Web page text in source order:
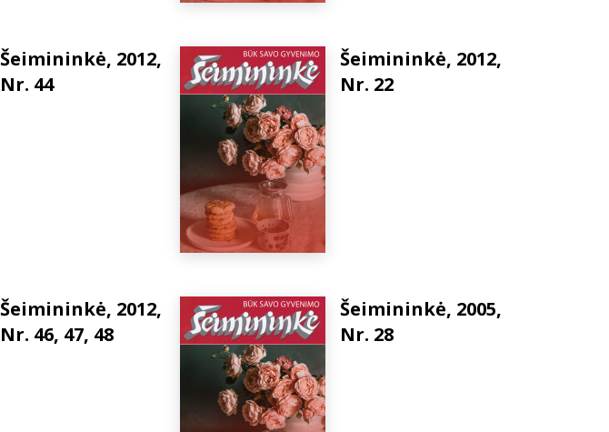
Šeimininkė, 2012,
Nr. 44
Šeimininkė, 2012,
Nr. 22
Šeimininkė, 2012,
Nr. 46, 47, 48
Šeimininkė, 2005,
Nr. 28